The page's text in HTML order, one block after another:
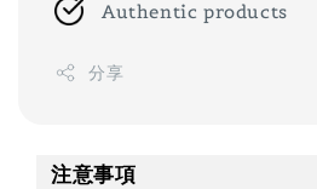
Authentic products
分享
注意事項